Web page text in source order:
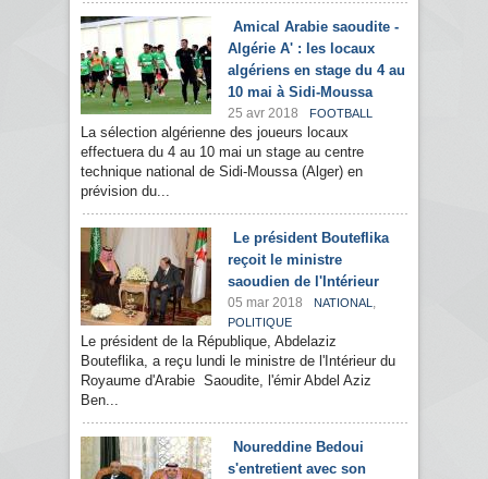
Amical Arabie saoudite -
Algérie A' : les locaux
algériens en stage du 4 au
10 mai à Sidi-Moussa
25 avr 2018 FOOTBALL
La sélection algérienne des joueurs locaux
effectuera du 4 au 10 mai un stage au centre
technique national de Sidi-Moussa (Alger) en
prévision du...
Le président Bouteflika
reçoit le ministre
saoudien de l'Intérieur
05 mar 2018 NATIONAL ,
POLITIQUE
Le président de la République, Abdelaziz
Bouteflika, a reçu lundi le ministre de l'Intérieur du
Royaume d'Arabie Saoudite, l'émir Abdel Aziz
Ben...
Noureddine Bedoui
s'entretient avec son